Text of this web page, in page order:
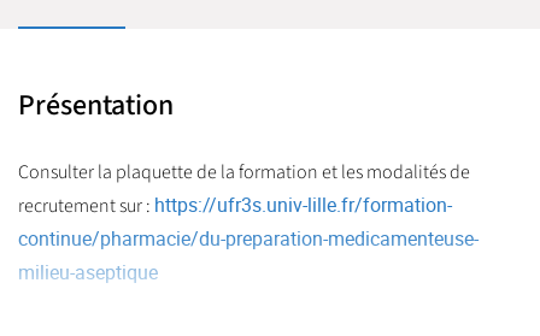
Présentation
Consulter la plaquette de la formation et les modalités de
recrutement sur : https://ufr3s.univ-lille.fr/formation-
continue/pharmacie/du-preparation-medicamenteuse-
milieu-aseptique